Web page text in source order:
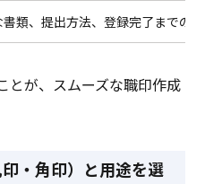
類、提出方法、登録完了までの
とが、スムーズな職印作成
・角印）と用途を選